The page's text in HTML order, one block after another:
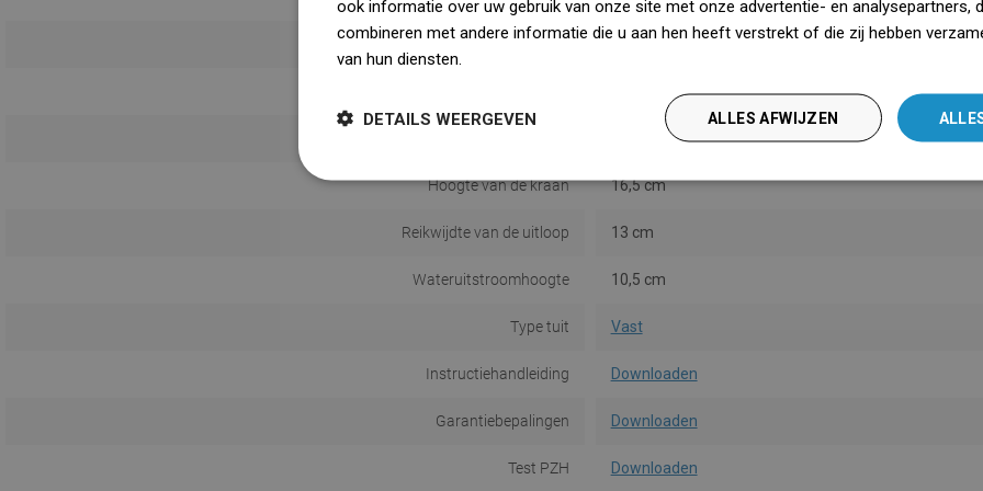
Kurk in de set Nee
Hoogte van de kraan 16,5 cm
Reikwijdte van de uitloop 13 cm
Wateruitstroomhoogte 10,5 cm
Type tuit Vast
Instructiehandleiding Downloaden
Garantiebepalingen Downloaden
Test PZH Downloaden
ook informatie over uw gebruik van onze site met onze advertentie- en analysepartners,
combineren met andere informatie die u aan hen heeft verstrekt of die zij hebben
van hun diensten.
ALLES AFWIJZEN
DETAILS WEERGEVEN